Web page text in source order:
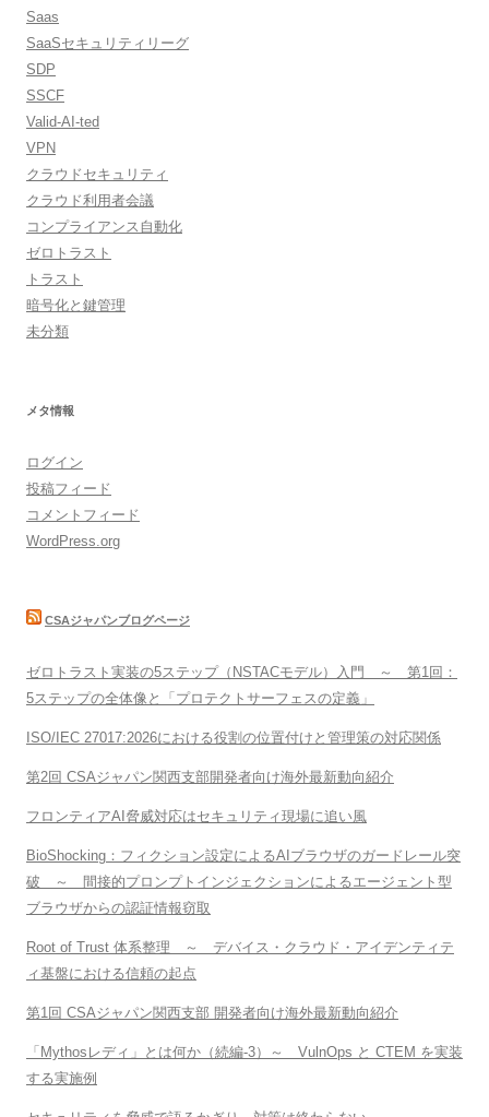
Saas
SaaSセキュリティリーグ
SDP
SSCF
Valid-AI-ted
VPN
クラウドセキュリティ
クラウド利用者会議
コンプライアンス自動化
ゼロトラスト
トラスト
暗号化と鍵管理
未分類
メタ情報
ログイン
投稿フィード
コメントフィード
WordPress.org
CSAジャパンブログページ
ゼロトラスト実装の5ステップ（NSTACモデル）入門 ～ 第1回：
5ステップの全体像と「プロテクトサーフェスの定義」
ISO/IEC 27017:2026における役割の位置付けと管理策の対応関係
第2回 CSAジャパン関西支部開発者向け海外最新動向紹介
フロンティアAI脅威対応はセキュリティ現場に追い風
BioShocking：フィクション設定によるAIブラウザのガードレール突
破 ～ 間接的プロンプトインジェクションによるエージェント型
ブラウザからの認証情報窃取
Root of Trust 体系整理 ～ デバイス・クラウド・アイデンティテ
ィ基盤における信頼の起点
第1回 CSAジャパン関西支部 開発者向け海外最新動向紹介
「Mythosレディ」とは何か（続編-3）～ VulnOps と CTEM を実装
する実施例